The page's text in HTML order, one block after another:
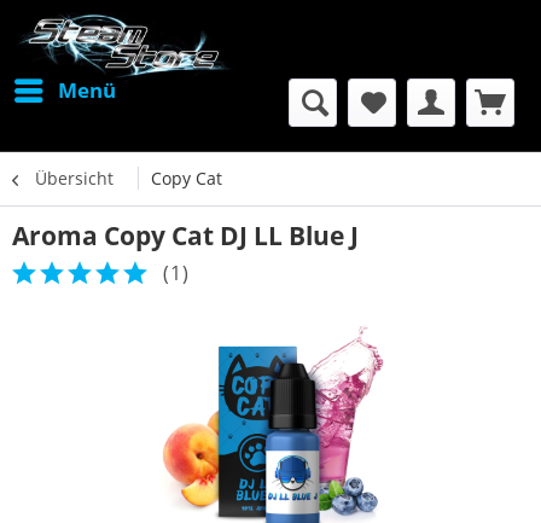
Menü
Übersicht Copy Cat
Aroma Copy Cat DJ LL Blue J
(1)